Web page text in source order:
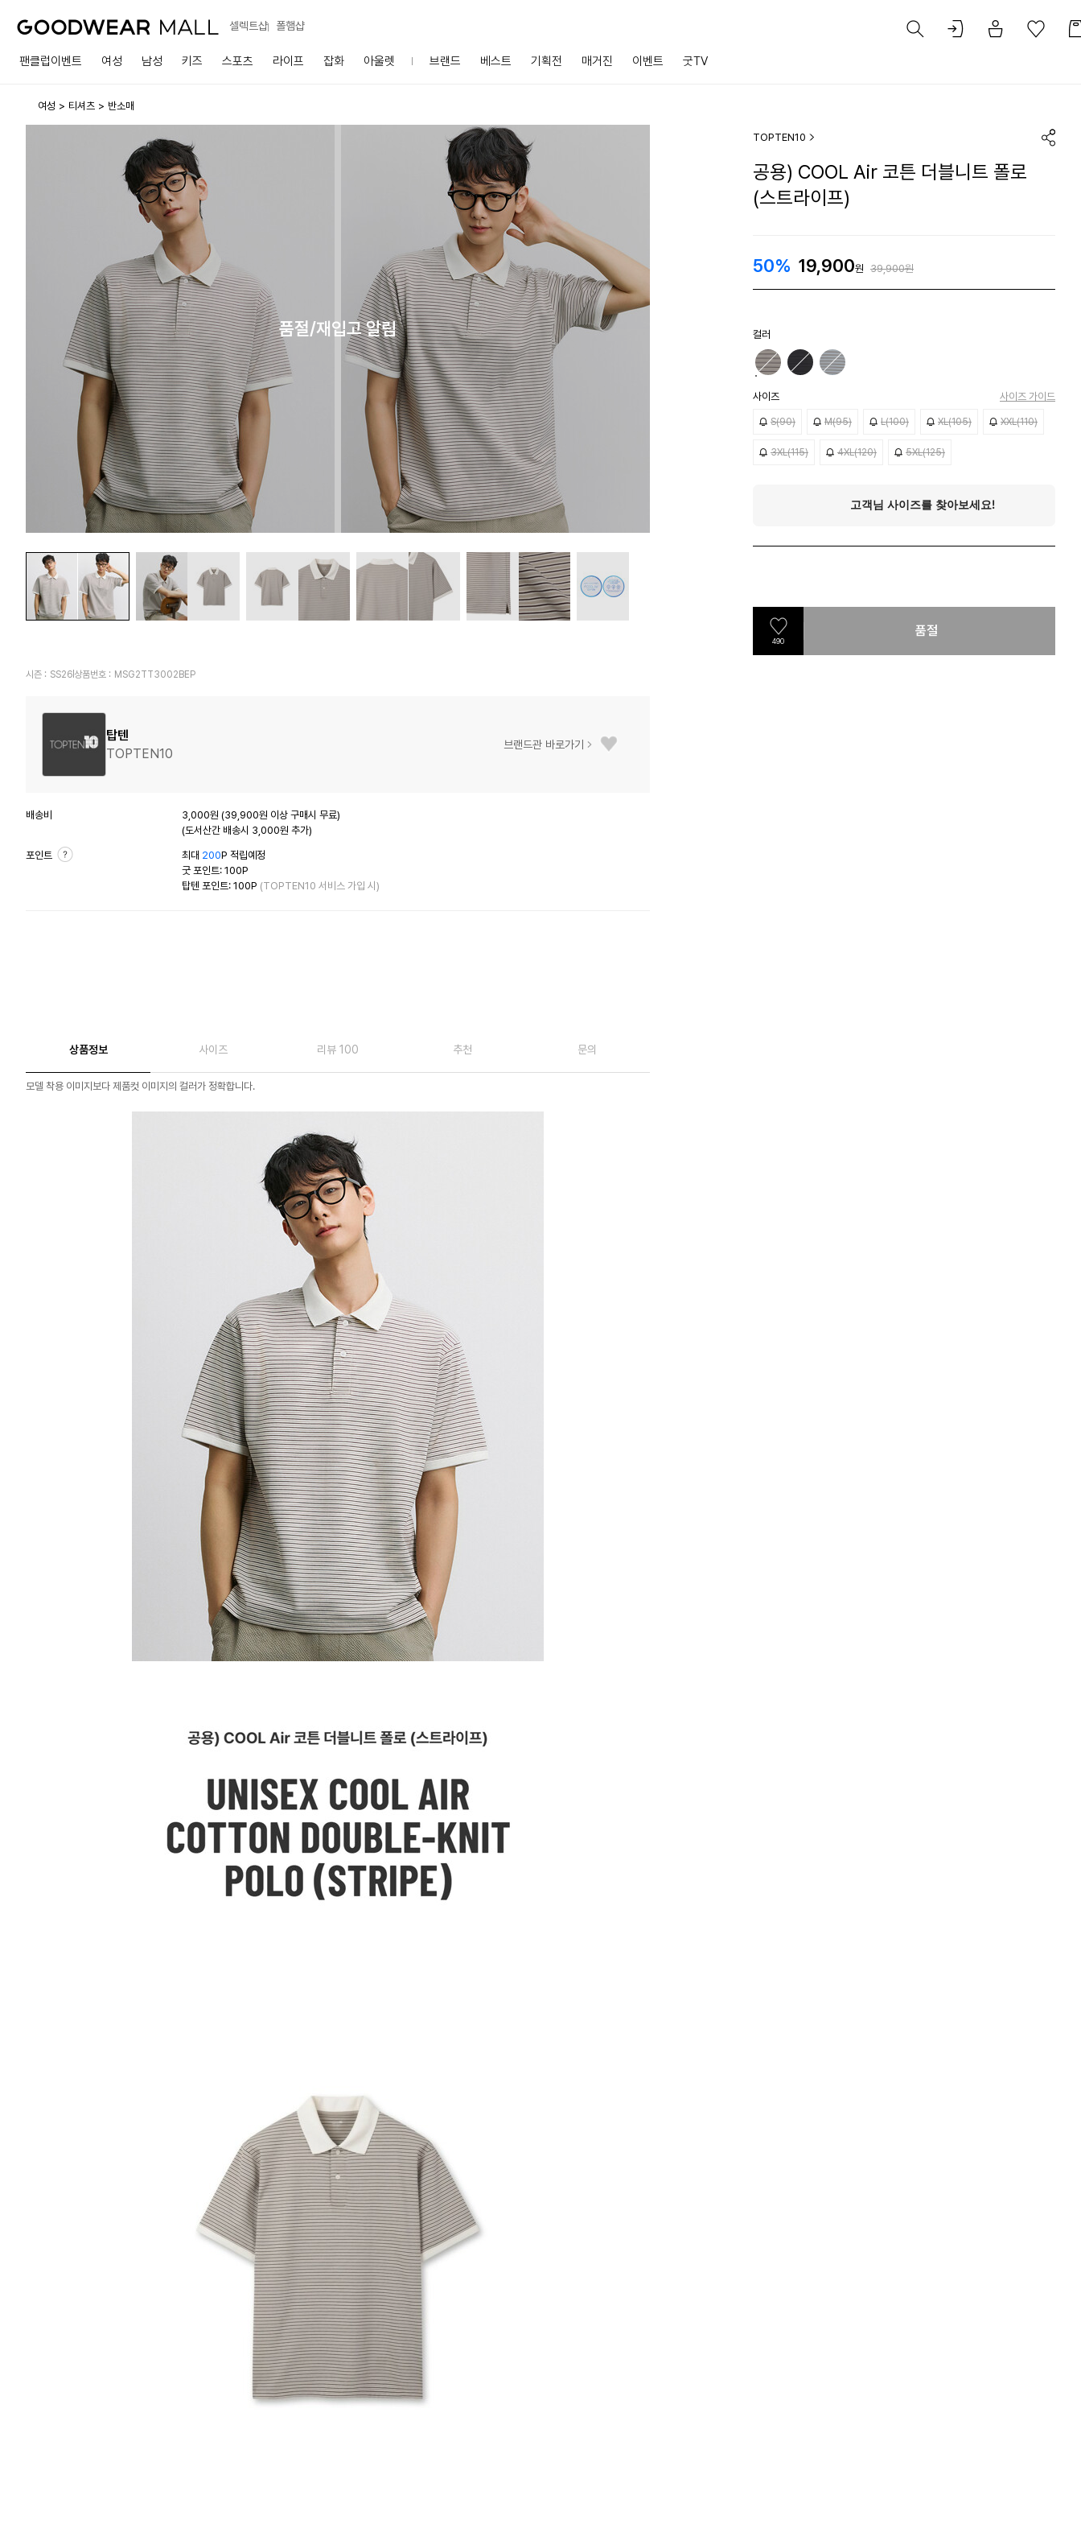
셀렉트샵 폴햄샵
팬클럽이벤트 여성 남성 키즈 스포츠 라이프 잡화 아울렛 브랜드 베스트 기획전 매거진 이벤트 굿TV
여성 티셔츠 반소매
품절/재입고 알림
시즌 : SS26 상품번호 : MSG2TT3002BEP
탑텐
TOPTEN10
브랜드관 바로가기
배송비
3,000원 (39,900원 이상 구매시 무료)
(도서산간 배송시 3,000원 추가)
포인트 최대 200P 적립예정
굿 포인트: 100P
탑텐 포인트: 100P (TOPTEN10 서비스 가입 시)
상품정보 사이즈 리뷰 100 추천 문의
모델 착용 이미지보다 제품컷 이미지의 컬러가 정확합니다.
TOPTEN10
공용) COOL Air 코튼 더블니트 폴로
(스트라이프)
50% 19,900원 39,900원
컬러
사이즈 사이즈 가이드
S(90) M(95) L(100) XL(105) XXL(110)
3XL(115) 4XL(120) 5XL(125)
490
품절